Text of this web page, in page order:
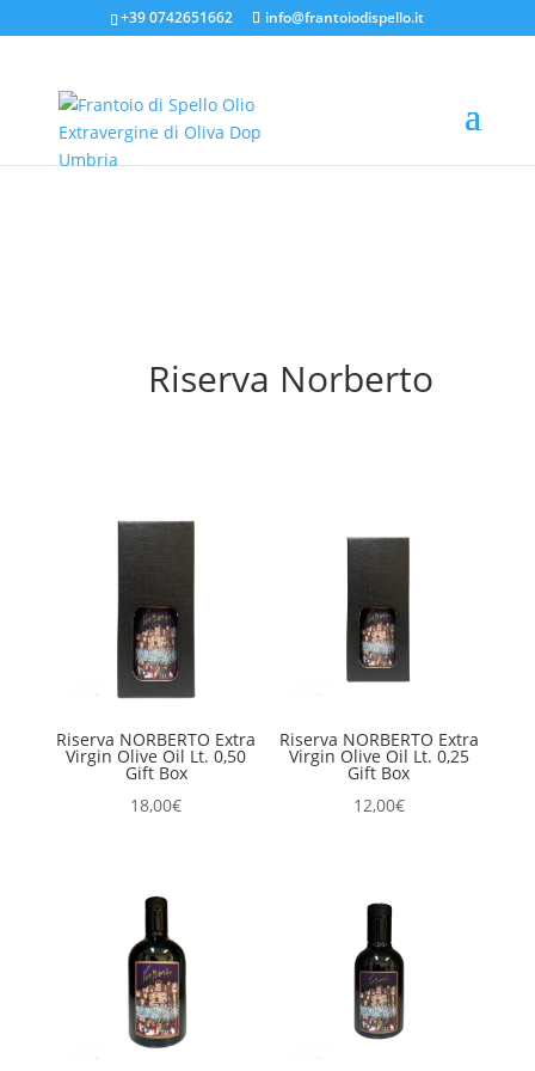
+39 0742651662 info@frantoiodispello.it
RISERVA NORBERTO
Riserva Norberto
Riserva NORBERTO Extra
Virgin Olive Oil Lt. 0,50
Gift Box
18,00€
Riserva NORBERTO Extra
Virgin Olive Oil Lt. 0,25
Gift Box
12,00€